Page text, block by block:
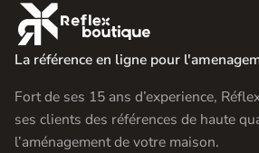

La référence en ligne pour
Fort de ses 15 ans d’experience,
ses clients des références de haute
l’aménagement de votre maison.